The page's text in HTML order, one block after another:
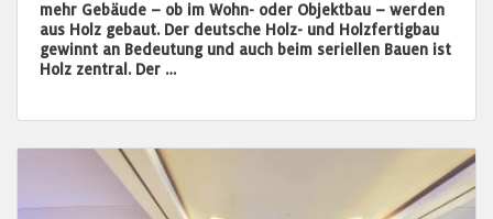
mehr Gebäude – ob im Wohn- oder Objektbau – werden
aus Holz gebaut. Der deutsche Holz- und Holzfertigbau
gewinnt an Bedeutung und auch beim seriellen Bauen ist
Holz zentral. Der …